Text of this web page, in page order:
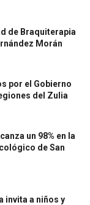
de Braquiterapia
Morán
por el Gobierno
del Zulia
un 98% en la
de San
invita a niños y